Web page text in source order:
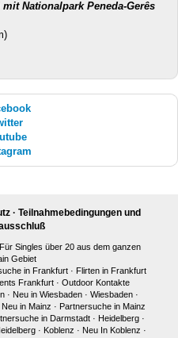
Nationalpark Peneda-Gerês
· Teilnahmebedingungen und
Singles über 20 aus dem ganzen
Gebiet
in Frankfurt · Flirten in Frankfurt
Frankfurt · Outdoor Kontakte
· Neu in Wiesbaden· Wiesbaden·
Neu in Mainz · Partnersuche in Mainz
in Darmstadt· Heidelberg·
· Koblenz · Neu In Koblenz ·